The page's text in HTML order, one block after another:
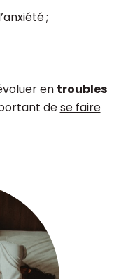
;
en troubles
dese faire